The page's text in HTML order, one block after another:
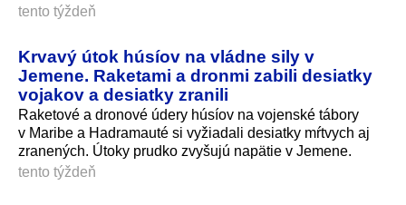
tento týždeň
Krvavý útok húsíov na vládne sily v
Jemene. Raketami a dronmi zabili desiatky
vojakov a desiatky zranili
Raketové a dronové údery húsíov na vojenské tábory
v Maribe a Hadramauté si vyžiadali desiatky mŕtvych aj
zranených. Útoky prudko zvyšujú napätie v Jemene.
tento týždeň